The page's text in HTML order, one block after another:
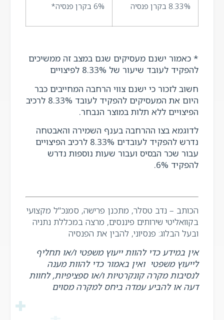
8.33% בקרן פנסיה 6% בקרן פנסיה*
* כאמור ישנם מעסיקים שגם במצב זה ממשיכים
להפקיד לעובד שיעור של 8.33% לפיצויים
חשוב לזכור כי ישנם צווי הרחבה המחייבים כבר
היום את המעסיקים להפקיד לעובד 8.33% לרכיב
הפיצויים ללא תלות במוצר הנבחר.
לדוגמא בצו ההרחבה בענף השמירה והאבטחה
נדרש להפקיד לעובדים 8.33% לרכיב הפיצויים
עבור שכר הבסיס ועבור שעות נוספות נדרש
להפקיד 6%.
הכותב – נדב טסלר, מתכנן פרישה, סמנכ"ל מקצועי
בקוואליטי שירותים פיננסים, מרצה במכללת נתניה
ובעל הבלוג: פנסיוני, להבין את הפנסיה
אין במידע כדי להוות ייעוץ משפטי ו/או תחליף
לייעוץ משפטי ואין באמור כדי להוות מענה
לנסיבות מקרה קונקרטיות ו/או ספציפיות, לחוות
דעה או להביע עמדה ביחס למקרה מסוים